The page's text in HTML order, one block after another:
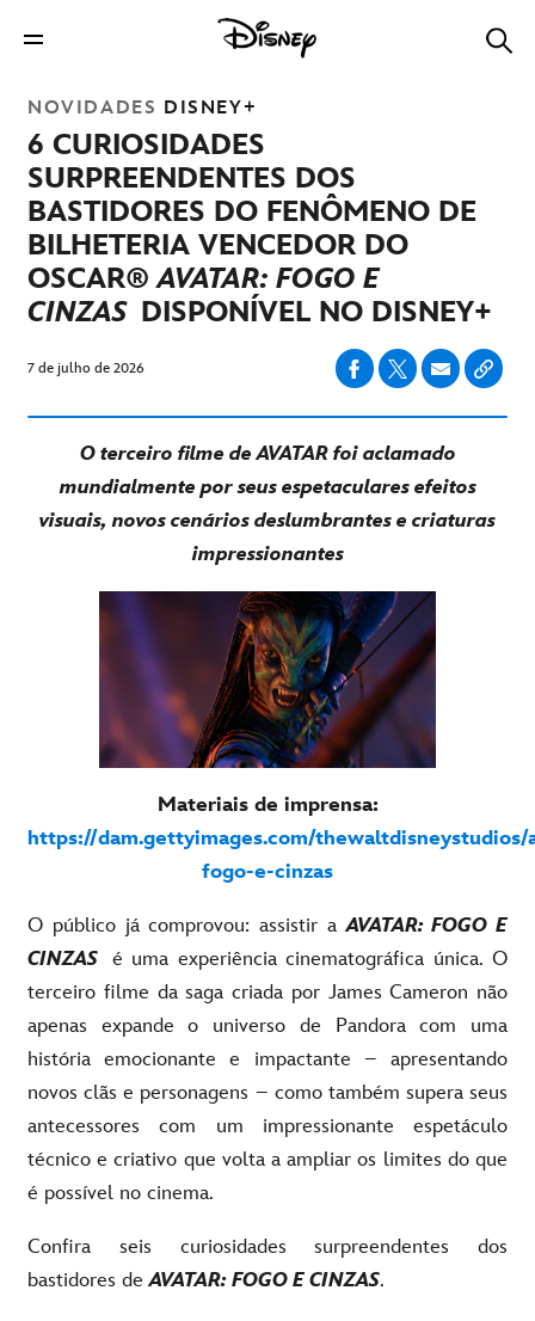
NOVIDADES DISNEY+
6 CURIOSIDADES
SURPREENDENTES DOS
BASTIDORES DO FENÔMENO DE
BILHETERIA VENCEDOR DO
OSCAR®AVATAR: FOGO E
CINZASDISPONÍVEL NO DISNEY+
7 de julho de 2026
O terceiro filme de AVATAR foi aclamado
mundialmente por seus espetaculares efeitos
visuais, novos cenários deslumbrantes e criaturas
impressionantes
Materiais de imprensa:
https://dam.gettyimages.com/thewaltdisneystudios/
fogo-e-cinzas
O público já comprovou: assistir aAVATAR: FOGO E
CINZAS é uma experiência cinematográfica única. O
terceiro filme da saga criada por James Cameron não
apenas expande o universo de Pandora com uma
história emocionante e impactante – apresentando
novos clãs e personagens – como também supera seus
antecessores com um impressionante espetáculo
técnico e criativo que volta a ampliar os limites do que
é possível no cinema.
Confira seis curiosidades surpreendentes dos
bastidores deAVATAR: FOGO E CINZAS.